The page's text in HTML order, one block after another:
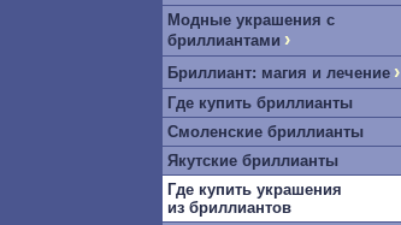
Модные украшения с
бриллиантами ›
Бриллиант: магия и лечение ›
Где купить бриллианты
Смоленские бриллианты
Якутские бриллианты
Где купить украшения
из бриллиантов